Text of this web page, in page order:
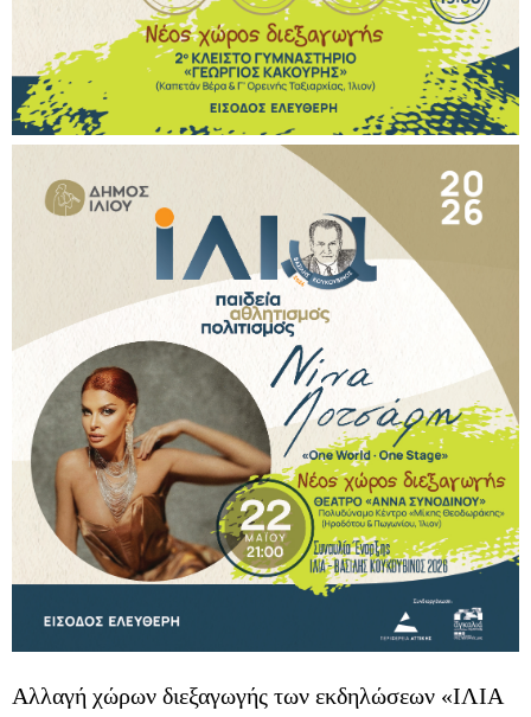
Αλλαγή χώρων διεξαγωγής των εκδηλώσεων «ΙΛΙΑ